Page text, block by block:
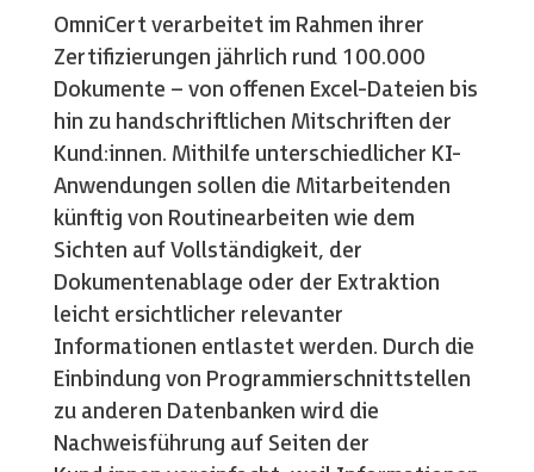
OmniCert verarbeitet im Rahmen ihrer
Zertifizierungen jährlich rund 100.000
Dokumente – von offenen Excel-Dateien bis
hin zu handschriftlichen Mitschriften der
Kund:innen. Mithilfe unterschiedlicher KI-
Anwendungen sollen die Mitarbeitenden
künftig von Routinearbeiten wie dem
Sichten auf Vollständigkeit, der
Dokumentenablage oder der Extraktion
leicht ersichtlicher relevanter
Informationen entlastet werden. Durch die
Einbindung von Programmierschnittstellen
zu anderen Datenbanken wird die
Nachweisführung auf Seiten der